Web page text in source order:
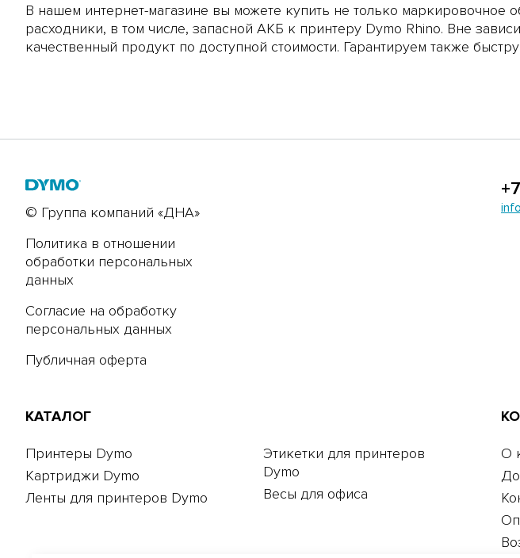
В нашем интернет-магазине вы можете купить не только маркировочное
расходники, в том числе, запасной АКБ к принтеру Dymo Rhino. Вне
качественный продукт по доступной стоимости. Гарантируем также
© Группа компаний «ДНА»
Политика в отношении
обработки персональных
данных
Согласие на обработку
персональных данных
Публичная оферта
КАТАЛОГ
Принтеры Dymo
Картриджи Dymo
Ленты для принтеров Dymo
Этикетки для принтеров
Dymo
Весы для офиса
О